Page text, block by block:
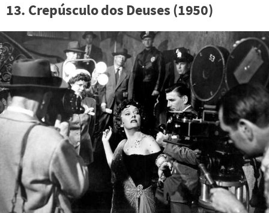
13. Crepúsculo dos Deuses (1950)